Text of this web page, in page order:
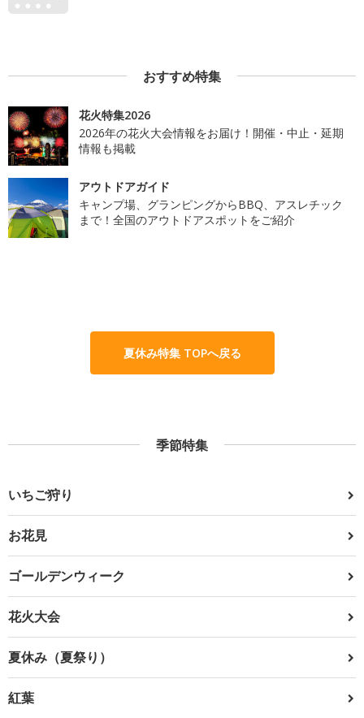
おすすめ特集
花火特集2026
2026年の花火大会情報をお届け！開催・中止・延期
情報も掲載
アウトドアガイド
キャンプ場、グランピングからBBQ、アスレチック
まで！全国のアウトドアスポットをご紹介
夏休み特集 TOPへ戻る
季節特集
いちご狩り
お花見
ゴールデンウィーク
花火大会
夏休み（夏祭り）
紅葉